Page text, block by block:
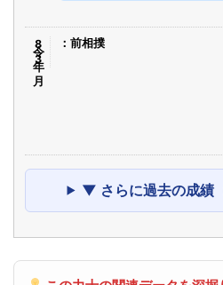
令8年3月 前相撲
▼ さらに過去の成績